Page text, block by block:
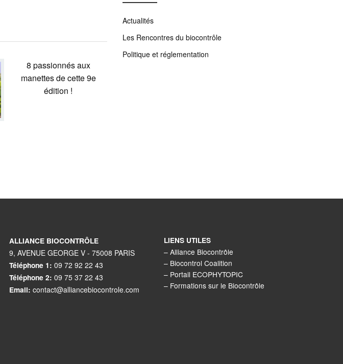
8 passionnés aux
manettes de cette 9e
édition !
Actualités
Les Rencontres du biocontrôle
Politique et réglementation
ALLIANCE BIOCONTRÔLE
9, AVENUE GEORGE V - 75008 PARIS
Téléphone 1: 09 72 92 22 43
Téléphone 2: 09 75 37 22 43
Email: contact@alliancebiocontrole.com
LIENS UTILES
–Alliance Biocontrôle
– Biocontrol Coalition
– Portail ECOPHYTOPIC
– Formations sur le Biocontrôle